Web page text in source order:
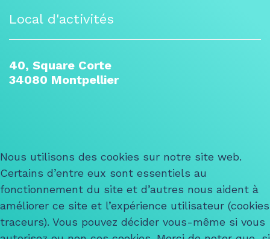
Local d'activités
40, Square Corte
34080 Montpellier
Nous utilisons des cookies sur notre site web.
Certains d’entre eux sont essentiels au
fonctionnement du site et d’autres nous aident à
améliorer ce site et l’expérience utilisateur (cookies
traceurs). Vous pouvez décider vous-même si vous